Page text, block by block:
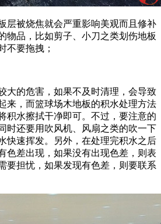
层被烧焦就会严重影响美观而且修补
物品，比如剪子、小刀之类划伤地板
不要拖拽；
大的危害，如果不及时清理，会导致
来，而篮球场木地板的积水处理方法
积水擦拭干净即可。不过，要注意的
时还要用吹风机、风扇之类的吹一下
快速挥发。另外，在处理完积水之后
色差出现，如果没有出现色差，则表
要担忧，如果发现有色差，则要联系